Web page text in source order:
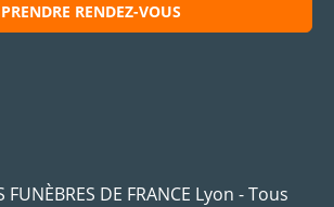
PRENDRE RENDEZ-VOUS
DE FRANCE Lyon - Tous